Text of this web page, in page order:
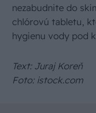
nezabudnite do
chlórovú tabletu,
hygienu vody pod
Text: Juraj Koreň
Foto: istock.com